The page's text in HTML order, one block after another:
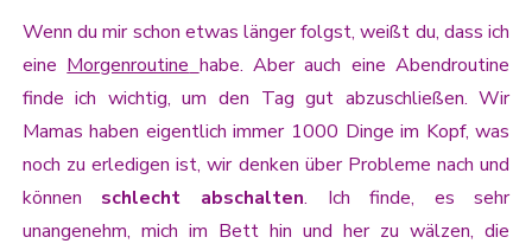
Wenn du mir schon etwas länger folgst, weißt du, dass ich
eine Morgenroutine habe. Aber auch eine Abendroutine
finde ich wichtig, um den Tag gut abzuschließen. Wir
Mamas haben eigentlich immer 1000 Dinge im Kopf, was
noch zu erledigen ist, wir denken über Probleme nach und
können schlecht abschalten. Ich finde, es sehr
unangenehm, mich im Bett hin und her zu wälzen, die